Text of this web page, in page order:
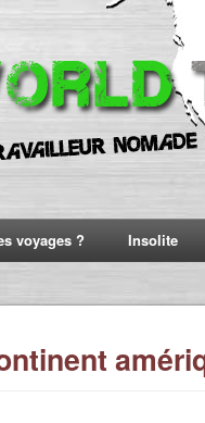
voyages ? Insolite